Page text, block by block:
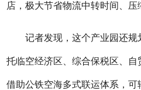
店，极大节省物流中转时间、压
记者发现，这个产业园还规
托临空经济区、综合保税区、自
借助公铁空海多式联运体系，